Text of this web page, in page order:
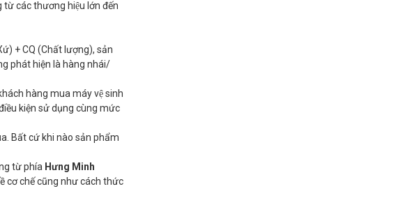
từ các thương hiệu lớn đến
+ CQ (Chất lượng), sản
phát hiện là hàng nhái/
hàng mua máy vệ sinh
kiện sử dụng cùng mức
Bất cứ khi nào sản phẩm
từ phía Hưng Minh
cơ chế cũng như cách thức